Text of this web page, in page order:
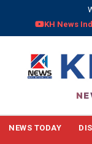
KH News
NEWS TODAY